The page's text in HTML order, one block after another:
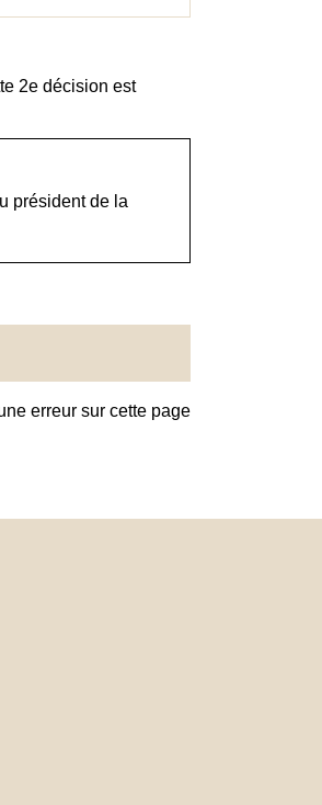
2edécision est
président de la
erreur sur cette page